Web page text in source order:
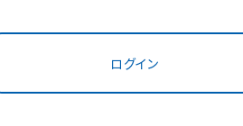
ログイン